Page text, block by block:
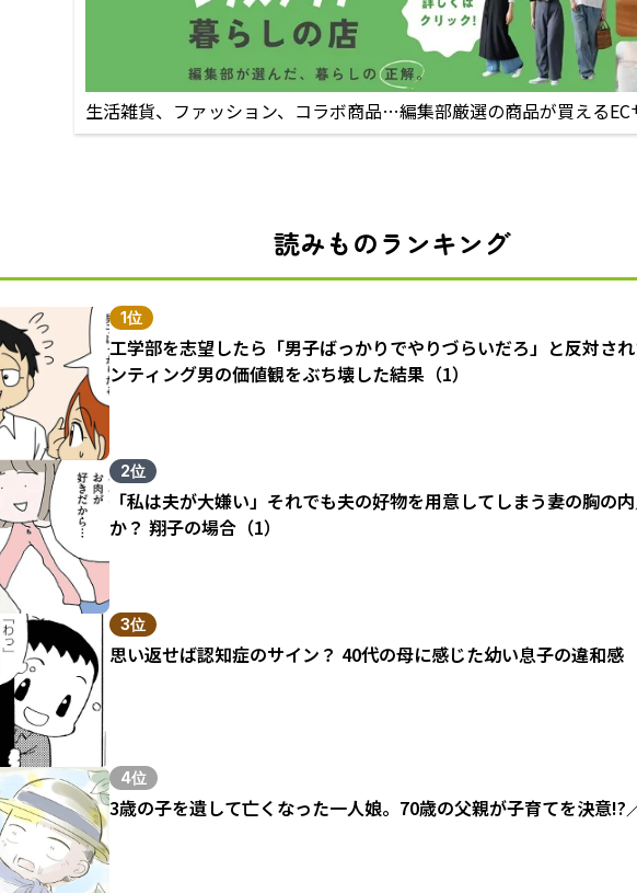
生活雑貨、ファッション、コラボ商品…編集部厳選の商品が買えるEC
読みものランキング
1位
工学部を志望したら「男子ばっかりでやりづらいだろ」と反対さ
ンティング男の価値観をぶち壊した結果（1）
2位
「私は夫が大嫌い」それでも夫の好物を用意してしまう妻の胸の
か？ 翔子の場合（1）
3位
思い返せば認知症のサイン？ 40代の母に感じた幼い息子の違和感
4位
3歳の子を遺して亡くなった一人娘。70歳の父親が子育てを決意!?